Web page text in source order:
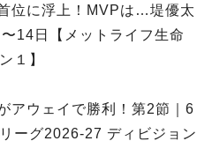
グカップ 2026
位に浮上！MVPは…堤優太
14日【メットライフ生命
１】
アウェイで勝利！第2節｜6
ーグ2026-27 ディビジョン